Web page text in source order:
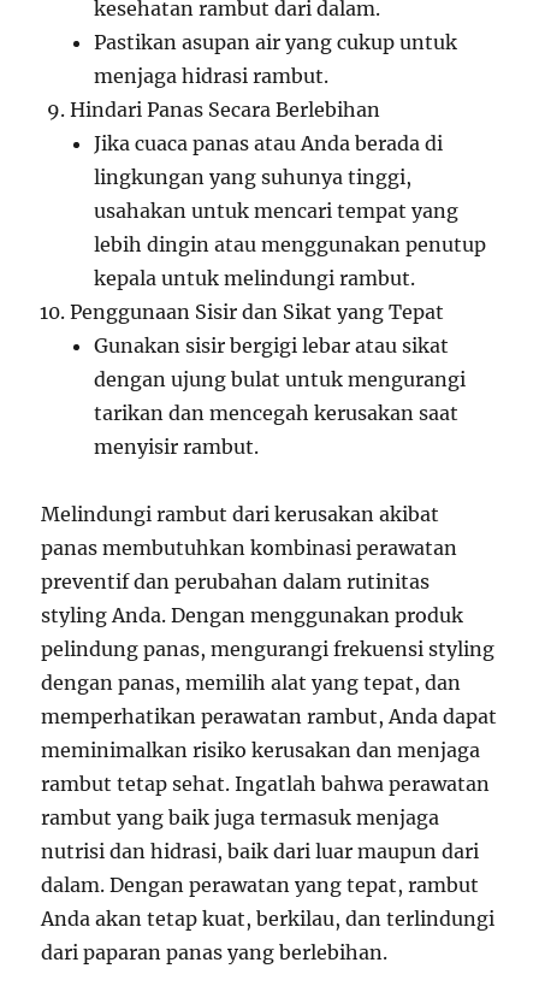
kesehatan rambut dari dalam.
Pastikan asupan air yang cukup untuk
menjaga hidrasi rambut.
Hindari Panas Secara Berlebihan
Jika cuaca panas atau Anda berada di
lingkungan yang suhunya tinggi,
usahakan untuk mencari tempat yang
lebih dingin atau menggunakan penutup
kepala untuk melindungi rambut.
Penggunaan Sisir dan Sikat yang Tepat
Gunakan sisir bergigi lebar atau sikat
dengan ujung bulat untuk mengurangi
tarikan dan mencegah kerusakan saat
menyisir rambut.
Melindungi rambut dari kerusakan akibat
panas membutuhkan kombinasi perawatan
preventif dan perubahan dalam rutinitas
styling Anda. Dengan menggunakan produk
pelindung panas, mengurangi frekuensi styling
dengan panas, memilih alat yang tepat, dan
memperhatikan perawatan rambut, Anda dapat
meminimalkan risiko kerusakan dan menjaga
rambut tetap sehat. Ingatlah bahwa perawatan
rambut yang baik juga termasuk menjaga
nutrisi dan hidrasi, baik dari luar maupun dari
dalam. Dengan perawatan yang tepat, rambut
Anda akan tetap kuat, berkilau, dan terlindungi
dari paparan panas yang berlebihan.